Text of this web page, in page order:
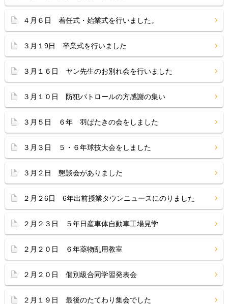
４月６日 着任式・始業式を行いました。
３月１9日 卒業式を行いました
３月１６日 ヤン先生のお別れ会を行いました
３月１０日 防犯パトロールの方感謝の集い
３月５日 ６年 羽ばたきの会をしました
３月３日 ５・６年球技大会をしました
３月２日 懇談会がありました
２月２6日 6年出前授業タウンニュースにのりました
２月２３日 ５年日産車体自動車工場見学
２月２０日 ６年薬物乱用教室
２月２０日 個別級合同学習発表会
２月１９日 最後のたてわり集会でした